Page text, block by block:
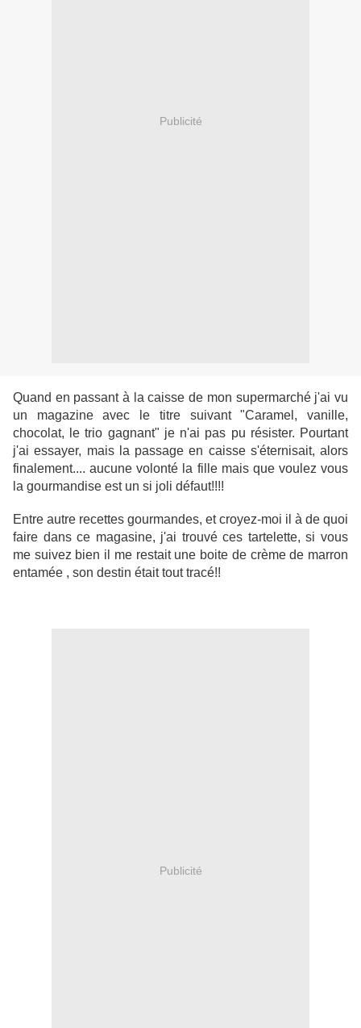
Publicité
Quand en passant à la caisse de mon supermarché j'ai vu
un magazine avec le titre suivant "Caramel, vanille,
chocolat, le trio gagnant" je n'ai pas pu résister. Pourtant
j'ai essayer, mais la passage en caisse s'éternisait, alors
finalement.... aucune volonté la fille mais que voulez vous
la gourmandise est un si joli défaut!!!!
Entre autre recettes gourmandes, et croyez-moi il à de quoi
faire dans ce magasine, j'ai trouvé ces tartelette, si vous
me suivez bien il me restait une boite de crème de marron
entamée , son destin était tout tracé!!
Publicité